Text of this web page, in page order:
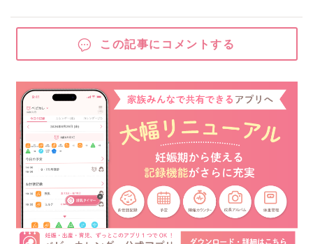
この記事にコメントする